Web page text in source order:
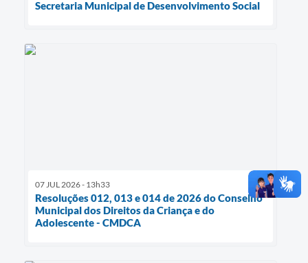
Secretaria Municipal de Desenvolvimento Social
07 JUL 2026 - 13h33
Resoluções 012, 013 e 014 de 2026 do Conselho
Municipal dos Direitos da Criança e do
Adolescente - CMDCA